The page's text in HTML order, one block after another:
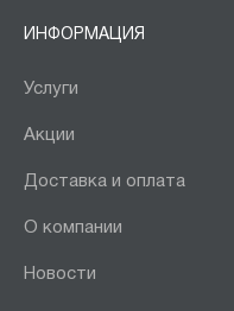
ИНФОРМАЦИЯ
Услуги
Акции
Доставка и оплата
О компании
Новости